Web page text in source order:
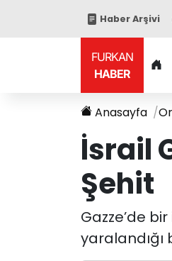
Haber Arşivi
FURKAN
HABER
Anasayfa
İsrail
Şehit
Gazze’de
yaralandığı